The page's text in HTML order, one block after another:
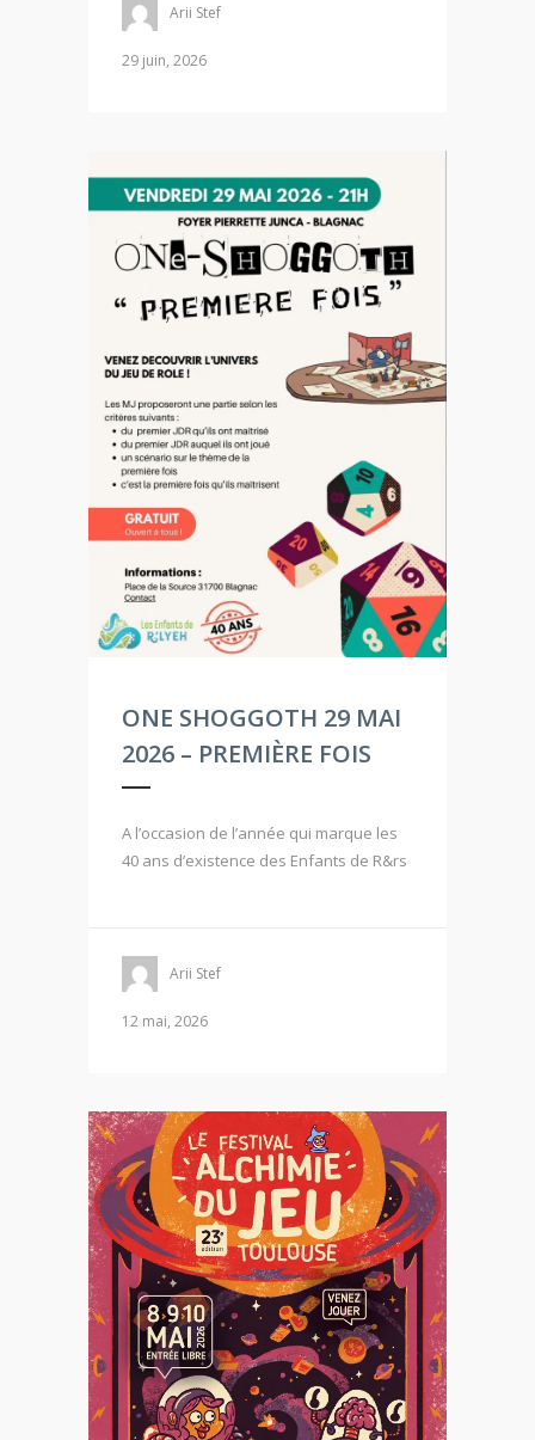
Arii Stef
29 juin, 2026
ONE SHOGGOTH 29 MAI
2026 – PREMIÈRE FOIS
A l’occasion de l’année qui marque les
40 ans d’existence des Enfants de R&rs
Arii Stef
12 mai, 2026